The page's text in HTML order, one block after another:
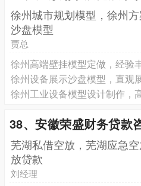
徐州城市规划模型，徐州
沙盘模型
贾总
徐州高端壁挂模型定做，经验
徐州设备展示沙盘模型，直观
徐州工业设备模型设计制作，
38、安徽荣盛财务贷款
芜湖私借空放，芜湖应急
放贷款
刘经理